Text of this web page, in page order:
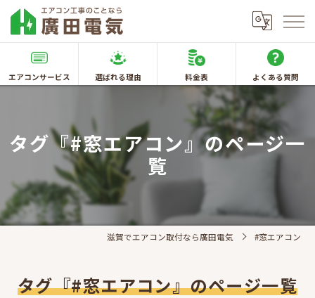
エアコンサービス 選ばれる理由 料金表 よくある質問
タグ『#窓エアコン』のページ一
覧
滋賀でエアコン取付なら廣田電気 #窓エアコン
タグ『#窓エアコン』のページ一覧